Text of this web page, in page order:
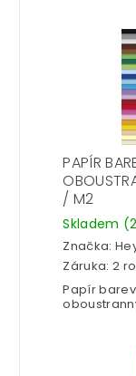
PAPÍR
/ M2
Skladem
Značka:
Záruka: 2
Papír